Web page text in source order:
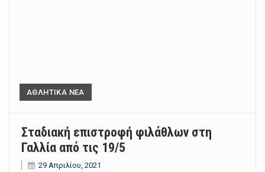
ΑΘΛΗΤΙΚΑ ΝΕΑ
Σταδιακή επιστροφή φιλάθλων στη
Γαλλία από τις 19/5
29 Απριλίου, 2021